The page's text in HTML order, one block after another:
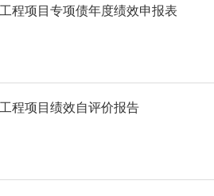
程项目专项债年度绩效申报表
程项目绩效自评价报告